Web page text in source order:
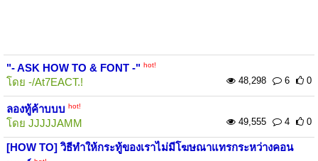
"- ASK HOW TO & FONT -" hot!
โดย -/At7EACT.! 48,298 6 0
ลองทู้ค้าบบบ hot!
โดย JJJJJAMM 49,555 4 0
[HOW TO] วิธีทำให้กระทู้ของเราไม่มีโฆษณาแทรกระหว่างคอน